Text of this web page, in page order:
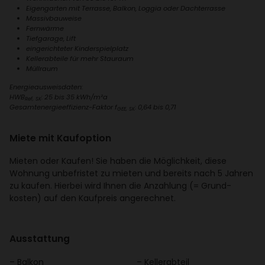
Eigen­garten mit Terrasse, Balkon, Loggia oder Dach­ter­rasse
Massiv­bau­weise
Fern­wärme
Tief­ga­rage, Lift
einge­rich­teter Kinder­spiel­platz
Keller­ab­teile für mehr Stau­raum
Müll­raum
Ener­gie­aus­weis­daten:
HWBRef, SK
: 25 bis 35 kWh/​m²a
Gesamt­ener­gie­ef­fi­zienz-Faktor f GEE, SK : 0,64 bis 0,71
Miete mit Kauf­op­tion
Mieten oder Kaufen! Sie haben die Möglich­keit, diese
Wohnung unbe­fristet zu mieten und bereits nach 5 Jahren
zu kaufen. Hierbei wird Ihnen die Anzah­lung (= Grund­
kosten) auf den Kauf­preis ange­rechnet.
Ausstat­tung
Balkon Keller­ab­teil